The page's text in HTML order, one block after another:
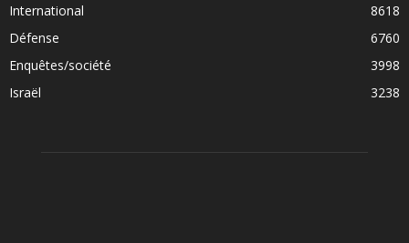
International
8618
Défense
6760
Enquêtes/société
3998
Israël
3238